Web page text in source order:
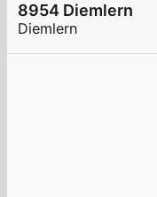
8954 Diemlern
Diemlern